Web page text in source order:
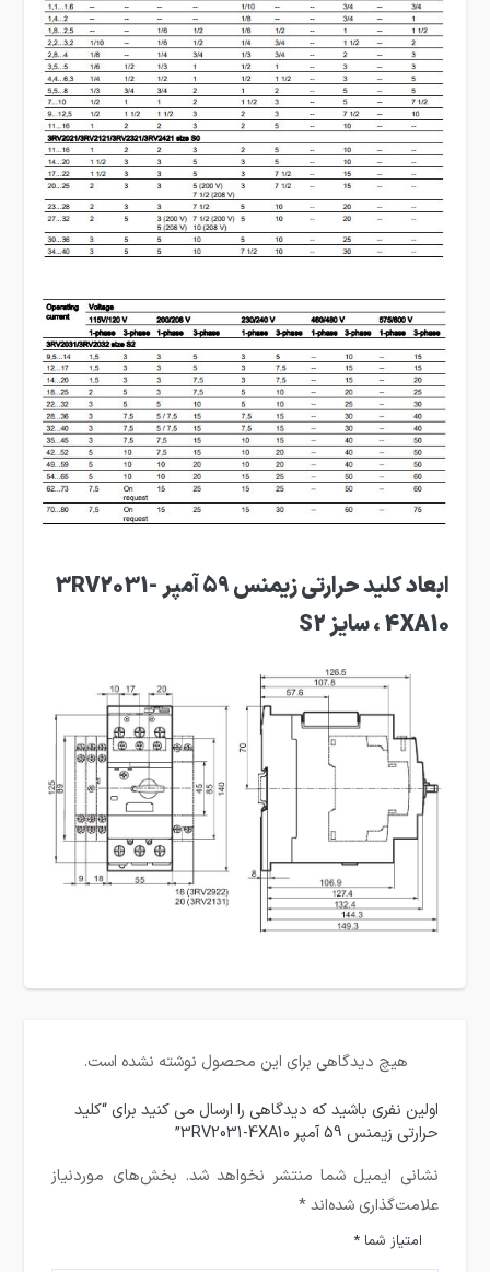
ابعاد کلید حرارتی زیمنس 59 آمپر 3RV2031-
4XA10 ، سایز S2
هیچ دیدگاهی برای این محصول نوشته نشده است.
اولین نفری باشید که دیدگاهی را ارسال می کنید برای “کلید
حرارتی زیمنس 59 آمپر 3RV2031-4XA10”
نشانی ایمیل شما منتشر نخواهد شد. بخش‌های موردنیاز
علامت‌گذاری شده‌اند*
امتیاز شما*